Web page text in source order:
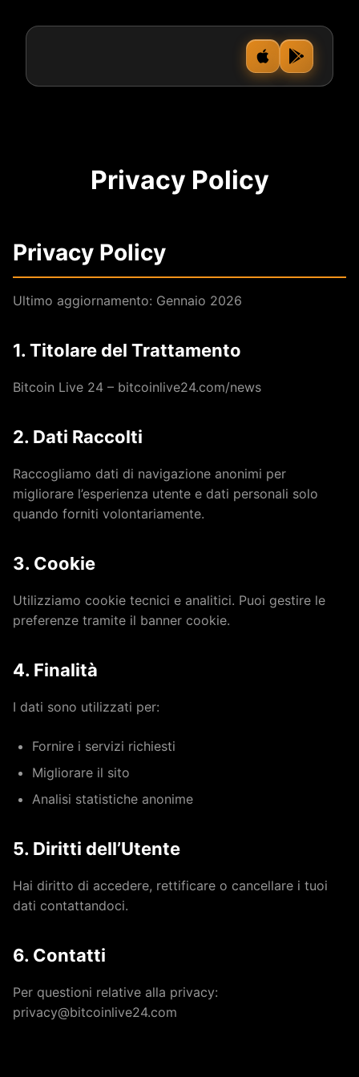
Privacy Policy
Privacy Policy
Ultimo aggiornamento: Gennaio 2026
1. Titolare del Trattamento
Bitcoin Live 24 – bitcoinlive24.com/news
2. Dati Raccolti
Raccogliamo dati di navigazione anonimi per
migliorare l’esperienza utente e dati personali solo
quando forniti volontariamente.
3. Cookie
Utilizziamo cookie tecnici e analitici. Puoi gestire le
preferenze tramite il banner cookie.
4. Finalità
I dati sono utilizzati per:
Fornire i servizi richiesti
Migliorare il sito
Analisi statistiche anonime
5. Diritti dell’Utente
Hai diritto di accedere, rettificare o cancellare i tuoi
dati contattandoci.
6. Contatti
Per questioni relative alla privacy:
privacy@bitcoinlive24.com